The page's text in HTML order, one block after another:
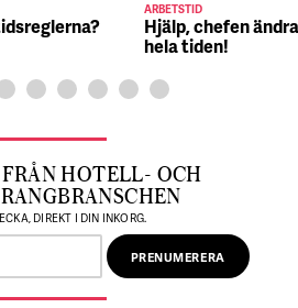
ARBETSTID
Hjälp, chefen
hela tiden!
HOTELL- OCH
DIREKT I DIN INKORG.